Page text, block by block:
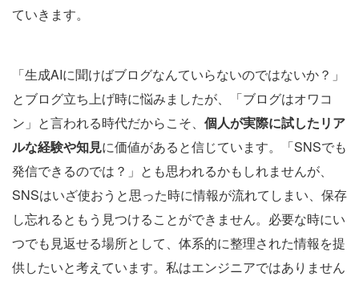
ていきます。
「生成AIに聞けばブログなんていらないのではないか？」
とブログ立ち上げ時に悩みましたが、「ブログはオワコ
ン」と言われる時代だからこそ、 個人が実際に試したリア
ルな経験や知見に価値があると信じています。「SNSでも
発信できるのでは？」とも思われるかもしれませんが、
SNSはいざ使おうと思った時に情報が流れてしまい、保存
し忘れるともう見つけることができません。必要な時にい
つでも見返せる場所として、体系的に整理された情報を提
供したいと考えています。私はエンジニアではありません